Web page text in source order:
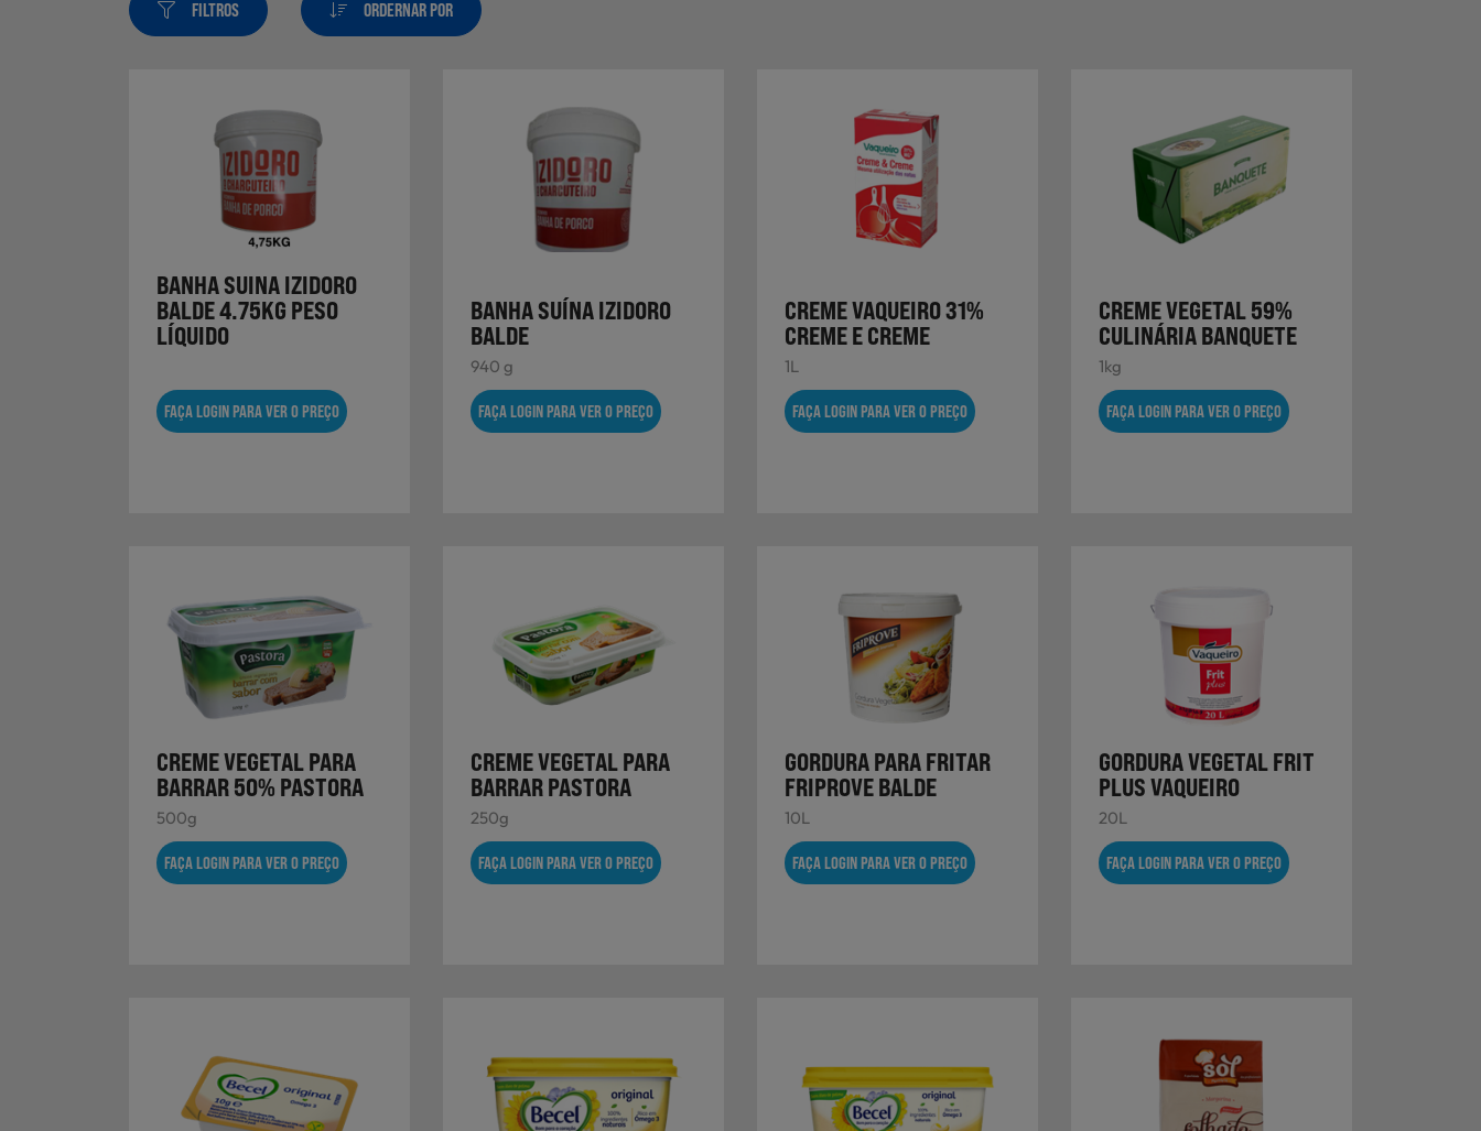
FILTROS ORDERNAR POR
BANHA SUINA IZIDORO
BALDE 4.75KG PESO
LÍQUIDO
FAÇA LOGIN PARA VER O PREÇO
BANHA SUÍNA IZIDORO
BALDE
940 g
FAÇA LOGIN PARA VER O PREÇO
CREME VAQUEIRO 31%
CREME E CREME
1L
FAÇA LOGIN PARA VER O PREÇO
CREME VEGETAL 59%
CULINÁRIA BANQUETE
1kg
FAÇA LOGIN PARA VER O PREÇO
CREME VEGETAL PARA
BARRAR 50% PASTORA
500g
FAÇA LOGIN PARA VER O PREÇO
CREME VEGETAL PARA
BARRAR PASTORA
250g
FAÇA LOGIN PARA VER O PREÇO
GORDURA PARA FRITAR
FRIPROVE BALDE
10L
FAÇA LOGIN PARA VER O PREÇO
GORDURA VEGETAL FRIT
PLUS VAQUEIRO
20L
FAÇA LOGIN PARA VER O PREÇO